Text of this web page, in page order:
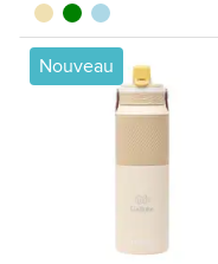
sablevert bleu clair
Nouveau